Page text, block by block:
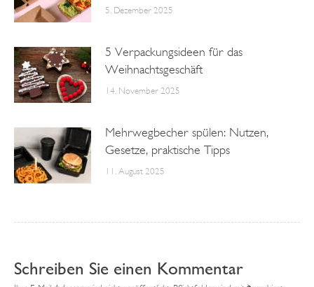
5. Dezember 2025
5 Verpackungsideen für das
Weihnachtsgeschäft
14. November 2025
Mehrwegbecher spülen: Nutzen,
Gesetze, praktische Tipps
11. August 2025
Schreiben Sie einen Kommentar